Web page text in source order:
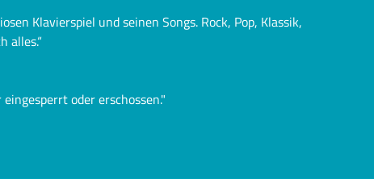
Klavierspiel und seinen Songs. Rock, Pop, Klassik,
alles.“
oder erschossen."